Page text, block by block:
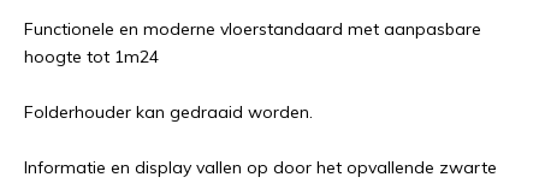
Functionele en moderne vloerstandaard met aanpasbare
hoogte tot 1m24
Folderhouder kan gedraaid worden.
Informatie en display vallen op door het opvallende zwarte